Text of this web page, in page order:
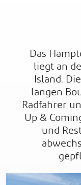
Das
liegt an
Island.
langen
Radfahrer
Up &
und